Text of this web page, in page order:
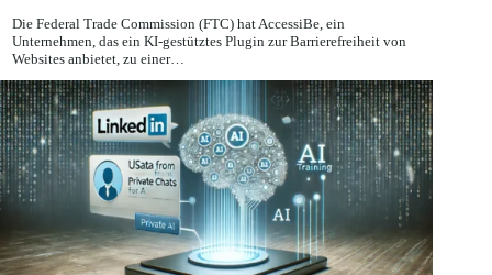
06.02.2025
Die Federal Trade Commission (FTC) hat AccessiBe, ein
Unternehmen, das ein KI-gestütztes Plugin zur Barrierefreiheit von
Websites anbietet, zu einer…